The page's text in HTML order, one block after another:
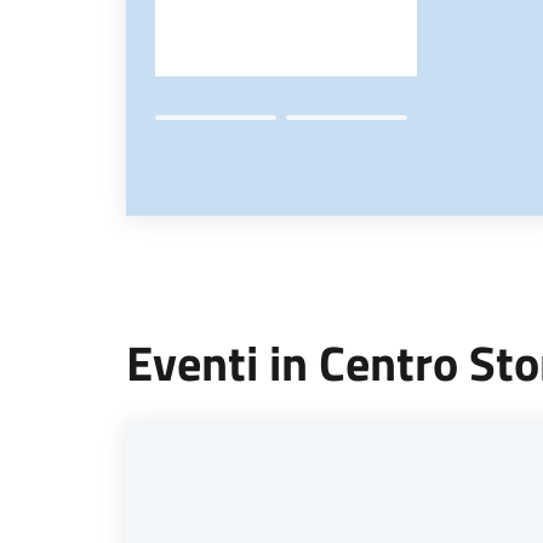
Eventi in Centro